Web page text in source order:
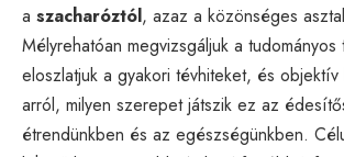
a szacharóztól, azaz a közönséges
Mélyrehatóan megvizsgáljuk a tudományos
eloszlatjuk a gyakori tévhiteket, és
arról, milyen szerepet játszik ez az
étrendünkben és az egészségünkben.